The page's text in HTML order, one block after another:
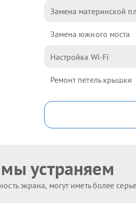
Замена материнской
Замена южного моста
Настройка Wi-Fi
Ремонт петель крышки
устраняем
экрана, могут иметь более